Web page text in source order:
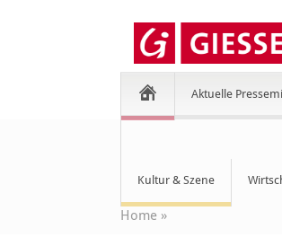
Aktuelle
Kultur & Szene
Home »